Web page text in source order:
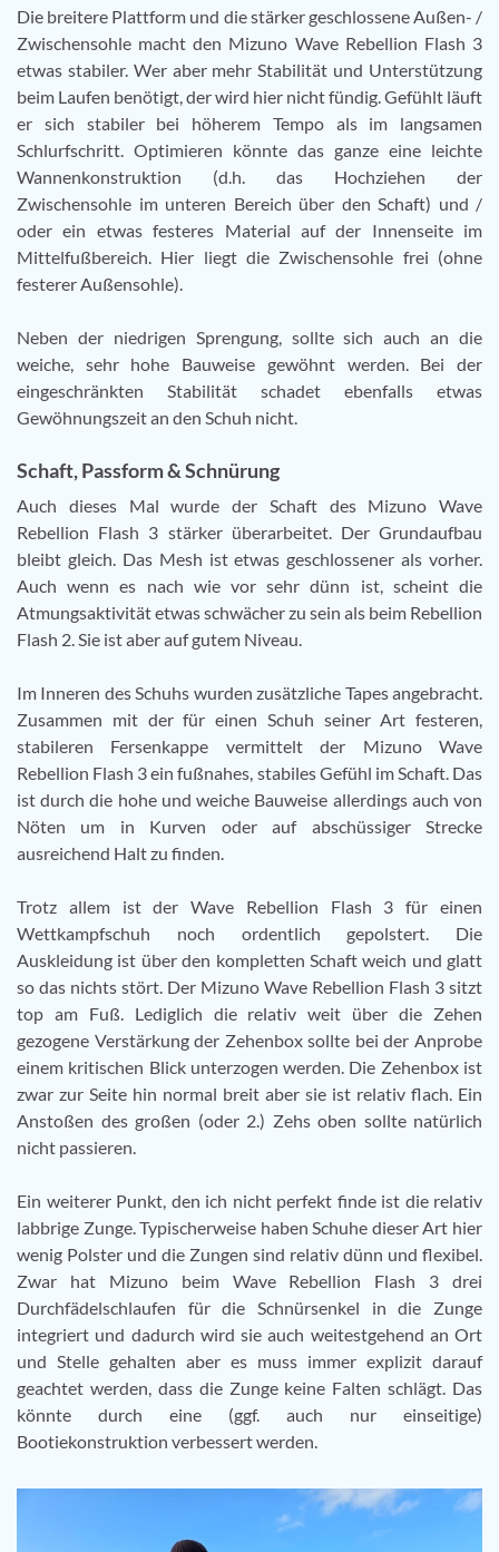
Die breitere Plattform und die stärker geschlossene Außen- /
Zwischensohle macht den Mizuno Wave Rebellion Flash 3
etwas stabiler. Wer aber mehr Stabilität und Unterstützung
beim Laufen benötigt, der wird hier nicht fündig. Gefühlt läuft
er sich stabiler bei höherem Tempo als im langsamen
Schlurfschritt. Optimieren könnte das ganze eine leichte
Wannenkonstruktion (d.h. das Hochziehen der
Zwischensohle im unteren Bereich über den Schaft) und /
oder ein etwas festeres Material auf der Innenseite im
Mittelfußbereich. Hier liegt die Zwischensohle frei (ohne
festerer Außensohle).
Neben der niedrigen Sprengung, sollte sich auch an die
weiche, sehr hohe Bauweise gewöhnt werden. Bei der
eingeschränkten Stabilität schadet ebenfalls etwas
Gewöhnungszeit an den Schuh nicht.
Schaft, Passform & Schnürung
Auch dieses Mal wurde der Schaft des Mizuno Wave
Rebellion Flash 3 stärker überarbeitet. Der Grundaufbau
bleibt gleich. Das Mesh ist etwas geschlossener als vorher.
Auch wenn es nach wie vor sehr dünn ist, scheint die
Atmungsaktivität etwas schwächer zu sein als beim Rebellion
Flash 2. Sie ist aber auf gutem Niveau.
Im Inneren des Schuhs wurden zusätzliche Tapes angebracht.
Zusammen mit der für einen Schuh seiner Art festeren,
stabileren Fersenkappe vermittelt der Mizuno Wave
Rebellion Flash 3 ein fußnahes, stabiles Gefühl im Schaft. Das
ist durch die hohe und weiche Bauweise allerdings auch von
Nöten um in Kurven oder auf abschüssiger Strecke
ausreichend Halt zu finden.
Trotz allem ist der Wave Rebellion Flash 3 für einen
Wettkampfschuh noch ordentlich gepolstert. Die
Auskleidung ist über den kompletten Schaft weich und glatt
so das nichts stört. Der Mizuno Wave Rebellion Flash 3 sitzt
top am Fuß. Lediglich die relativ weit über die Zehen
gezogene Verstärkung der Zehenbox sollte bei der Anprobe
einem kritischen Blick unterzogen werden. Die Zehenbox ist
zwar zur Seite hin normal breit aber sie ist relativ flach. Ein
Anstoßen des großen (oder 2.) Zehs oben sollte natürlich
nicht passieren.
Ein weiterer Punkt, den ich nicht perfekt finde ist die relativ
labbrige Zunge. Typischerweise haben Schuhe dieser Art hier
wenig Polster und die Zungen sind relativ dünn und flexibel.
Zwar hat Mizuno beim Wave Rebellion Flash 3 drei
Durchfädelschlaufen für die Schnürsenkel in die Zunge
integriert und dadurch wird sie auch weitestgehend an Ort
und Stelle gehalten aber es muss immer explizit darauf
geachtet werden, dass die Zunge keine Falten schlägt. Das
könnte durch eine (ggf. auch nur einseitige)
Bootiekonstruktion verbessert werden.